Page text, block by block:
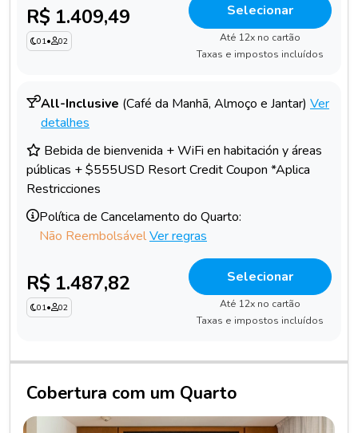
R$ 1.409,49
01• 02
Selecionar
Até 12x no cartão
Taxas e impostos incluídos
All-Inclusive (Café da Manhã, Almoço e Jantar) Ver
detalhes
Bebida de bienvenida + WiFi en habitación y áreas
públicas + $555USD Resort Credit Coupon *Aplica
Restricciones
Política de Cancelamento do Quarto:
Não ReembolsávelVer regras
R$ 1.487,82
01• 02
Selecionar
Até 12x no cartão
Taxas e impostos incluídos
Cobertura com um Quarto